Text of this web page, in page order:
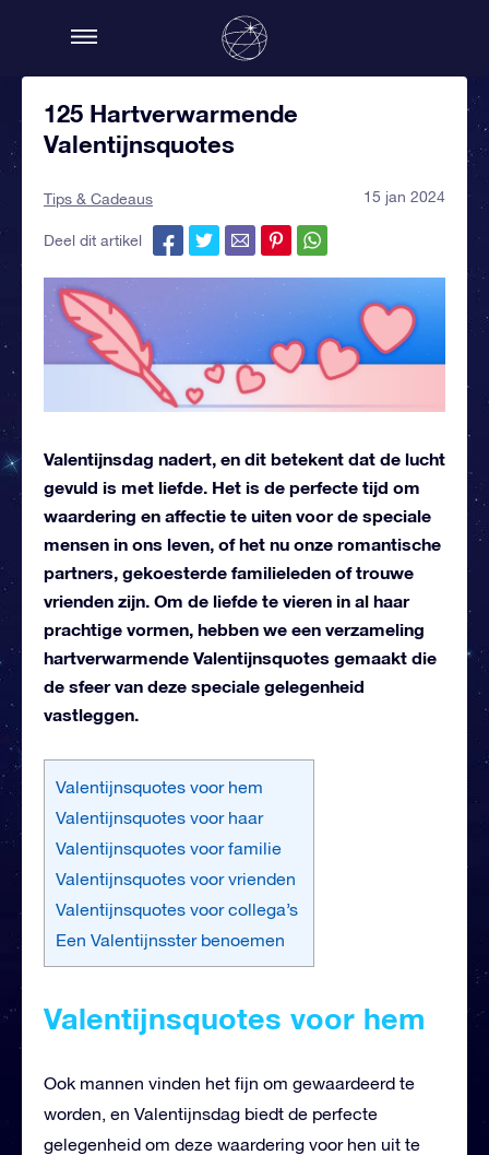
125 Hartverwarmende
Valentijnsquotes
Tips & Cadeaus 15 jan 2024
Deel dit artikel
Valentijnsdag nadert, en dit betekent dat de lucht
gevuld is met liefde. Het is de perfecte tijd om
waardering en affectie te uiten voor de speciale
mensen in ons leven, of het nu onze romantische
partners, gekoesterde familieleden of trouwe
vrienden zijn. Om de liefde te vieren in al haar
prachtige vormen, hebben we een verzameling
hartverwarmende Valentijnsquotes gemaakt die
de sfeer van deze speciale gelegenheid
vastleggen.
Valentijnsquotes voor hem
Valentijnsquotes voor haar
Valentijnsquotes voor familie
Valentijnsquotes voor vrienden
Valentijnsquotes voor collega’s
Een Valentijnsster benoemen
Valentijnsquotes voor hem
Ook mannen vinden het fijn om gewaardeerd te
worden, en Valentijnsdag biedt de perfecte
gelegenheid om deze waardering voor hen uit te